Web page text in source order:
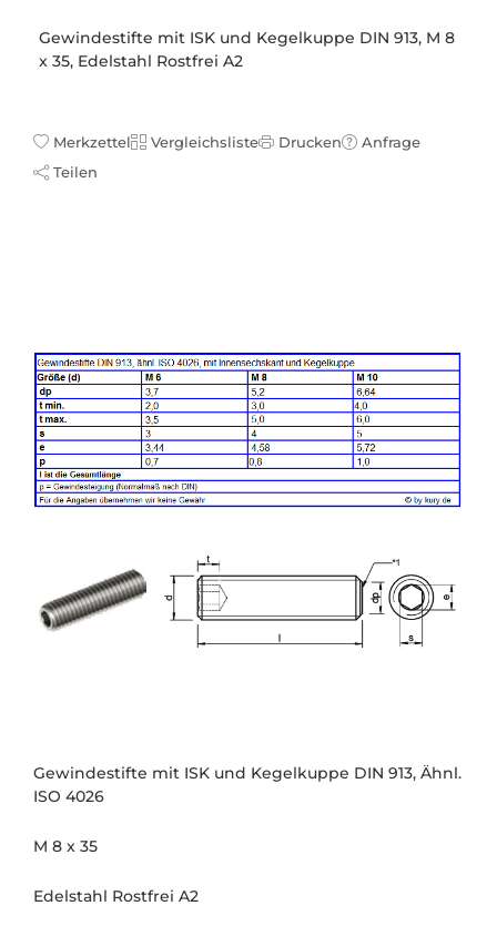
Gewindestifte mit ISK und Kegelkuppe DIN 913, M 8
x 35, Edelstahl Rostfrei A2
Merkzettel Vergleichsliste Drucken
Anfrage
Teilen
Gewindestifte mit ISK und Kegelkuppe DIN 913, Ähnl.
ISO 4026
M 8 x 35
Edelstahl Rostfrei A2